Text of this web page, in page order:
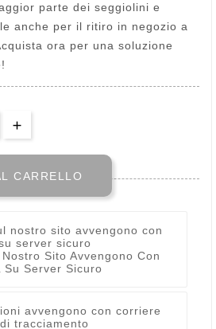
parte dei seggiolini e
anche per il ritiro in negozio a
ora per una soluzione
CARRELLO
Sito Avvengono Con
Su Server Sicuro